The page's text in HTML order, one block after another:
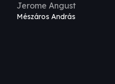
Jerome Angust
Mészáros András